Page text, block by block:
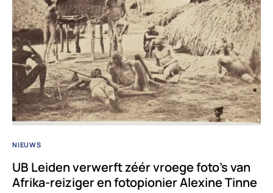
NIEUWS
UB Leiden verwerft zéér vroege foto’s van
Afrika-reiziger en fotopionier Alexine Tinne